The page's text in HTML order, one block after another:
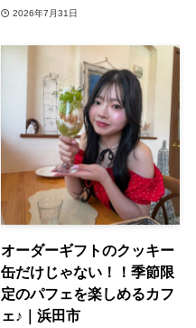
2026年7月31日
オーダーギフトのクッキー
缶だけじゃない！！季節限
定のパフェを楽しめるカフ
ェ♪｜浜田市